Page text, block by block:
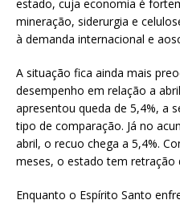
estado, cuja economia é
mineração, siderurgia e
à demanda internacional e
A situação fica ainda mais
desempenho em relação a
apresentou queda de 5,4%, a
tipo de comparação. Já no
abril, o recuo chega a 5,4%.
meses, o estado tem retração
Enquanto o Espírito Santo